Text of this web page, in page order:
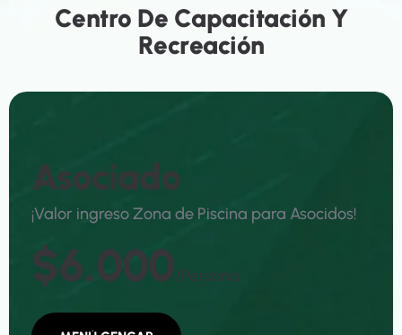
Centro De Capacitación Y
Recreación
ASOCIADO
¡Valor ingresoZona de Piscina para Asocidos!
$6.000/persona